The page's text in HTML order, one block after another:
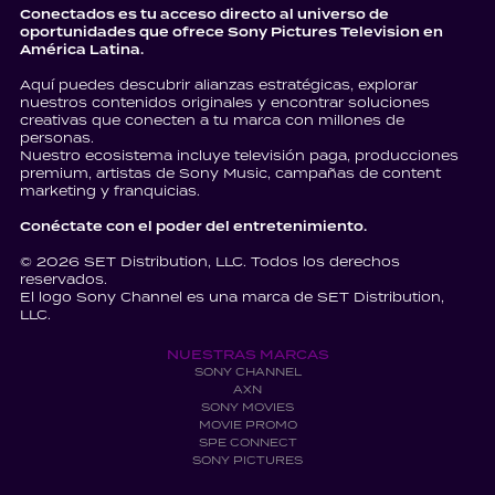
Conectados es tu acceso directo al universo de
oportunidades que ofrece Sony Pictures Television en
América Latina.
Aquí puedes descubrir alianzas estratégicas, explorar
nuestros contenidos originales y encontrar soluciones
creativas que conecten a tu marca con millones de
personas.
Nuestro ecosistema incluye televisión paga, producciones
premium, artistas de Sony Music, campañas de content
marketing y franquicias.
Conéctate con el poder del entretenimiento.
© 2026 SET Distribution, LLC. Todos los derechos
reservados.
El logo Sony Channel es una marca de SET Distribution,
LLC.
NUESTRAS MARCAS
SONY CHANNEL
AXN
SONY MOVIES
MOVIE PROMO
SPE CONNECT
SONY PICTURES